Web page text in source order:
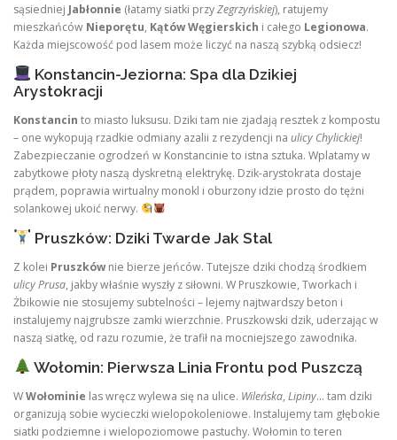
sąsiedniej Jabłonnie (łatamy siatki przyZegrzyńskiej), ratujemy
mieszkańców Nieporętu, Kątów Węgierskich i całego Legionowa.
Każda miejscowość pod lasem może liczyć na naszą szybką odsiecz!
Konstancin-Jeziorna: Spa dla Dzikiej
Arystokracji
Konstancin to miasto luksusu. Dziki tam nie zjadają resztek z kompostu
– one wykopują rzadkie odmiany azalii z rezydencji na ulicy Chylickiej!
Zabezpieczanie ogrodzeń w Konstancinie to istna sztuka. Wplatamy w
zabytkowe płoty naszą dyskretną elektrykę. Dzik-arystokrata dostaje
prądem, poprawia wirtualny monokl i oburzony idzie prosto do tężni
solankowej ukoić nerwy.
Pruszków: Dziki Twarde Jak Stal
Z kolei Pruszkównie bierze jeńców. Tutejsze dziki chodzą środkiem
ulicy Prusa, jakby właśnie wyszły z siłowni. W Pruszkowie, Tworkach i
Żbikowie nie stosujemy subtelności – lejemy najtwardszy beton i
instalujemy najgrubsze zamki wierzchnie. Pruszkowski dzik, uderzając w
naszą siatkę, od razu rozumie, że trafił na mocniejszego zawodnika.
Wołomin: Pierwsza Linia Frontu pod Puszczą
WWołominie las wręcz wylewa się na ulice. Wileńska, Lipiny… tam dziki
organizują sobie wycieczki wielopokoleniowe. Instalujemy tam głębokie
siatki podziemne i wielopoziomowe pastuchy. Wołomin to teren